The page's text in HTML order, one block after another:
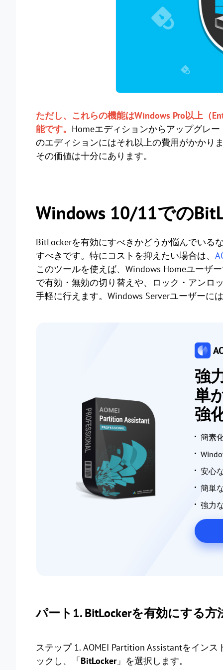
ただし、これらの機能はWindows Pro以上（
能です。 Homeエディションからアップグレ
のエディションにはそれ以上の費用がかかり
その価値は十分にあります。
Windows 10/11での
BitLockerを有効にすべきかどうか悩んでいる
すべきです。特にコストを抑えたい場合は、
このツールを使えば、Windows Homeユーザ
で有効・無効の切り替えや、ロック・アンロ
手軽に行えます。Windows Serverユーザーには
強
単
強
簡素
安心
簡単
強力
パート1. BitLockerを有効にする方
ステップ 1. AOMEI Partition Assistantをイン
ックし、「BitLocker」を選択します。